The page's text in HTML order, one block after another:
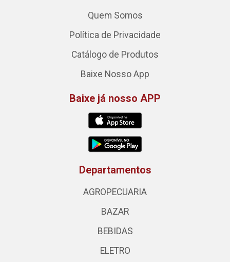
Quem Somos
Política de Privacidade
Catálogo de Produtos
Baixe Nosso App
Baixe já nosso APP
Departamentos
AGROPECUARIA
BAZAR
BEBIDAS
ELETRO